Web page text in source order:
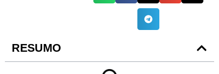
RESUMO